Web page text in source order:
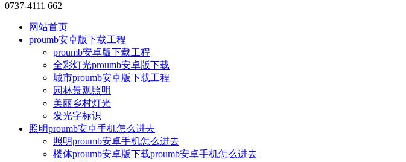
0737-4111 662
网站首页
proumb安卓版下载工程
proumb安卓版下载工程
全彩灯光proumb安卓版下载
城市proumb安卓版下载工程
园林景观照明
美丽乡村灯光
发光字标识
照明proumb安卓手机怎么进去
照明proumb安卓手机怎么进去
楼体proumb安卓版下载proumb安卓手机怎么进去